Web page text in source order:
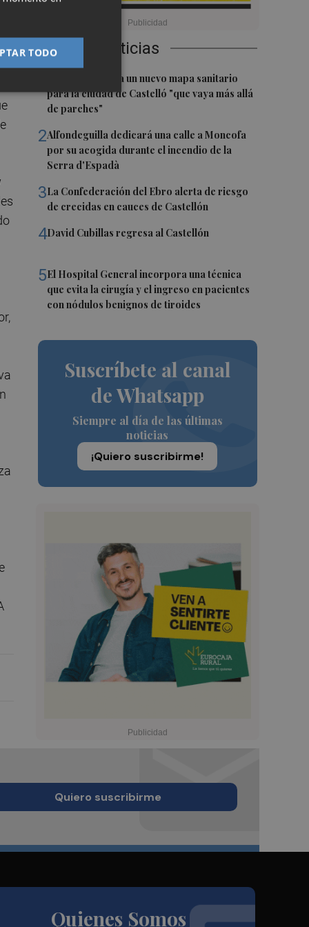
Últimas Noticias
El PSPV reclama un nuevo mapa sanitario
para la ciudad de Castelló "que vaya más allá
de parches"
2Alfondeguilla dedicará una calle a Moncofa
por su acogida durante el incendio de la
Serra d'Espadà
3La Confederación del Ebro alerta de riesgo
de crecidas en cauces de Castellón
4David Cubillas regresa al Castellón
5El Hospital General incorpora una técnica
que evita la cirugía y el ingreso en pacientes
con nódulos benignos de tiroides
Suscríbete al canal
de Whatsapp
Siempre al día de las últimas
noticias
¡Quiero suscribirme!
Quiero suscribirme
Quienes Somos
TODO